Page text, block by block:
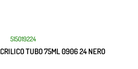
515019224
TUBO 75ML 0906 24 NERO